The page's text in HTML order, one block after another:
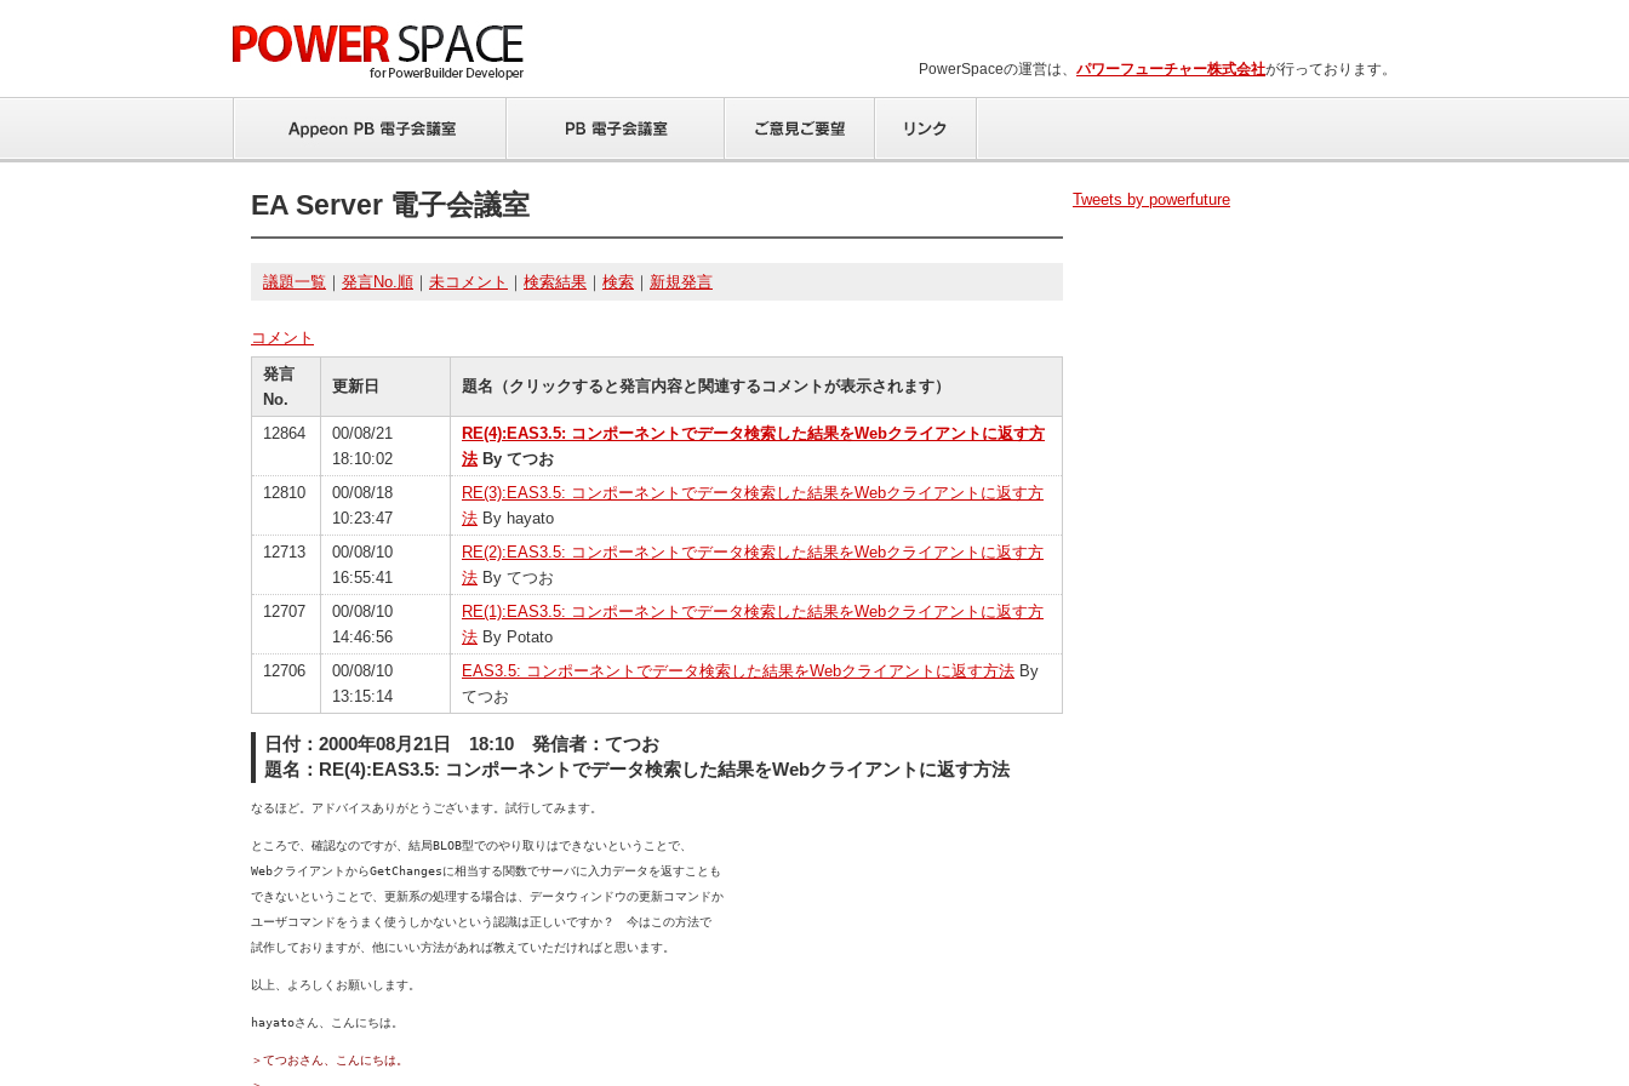
PowerSpaceの運営は、 パワーフューチャー株式会社が行っております。
Tweets by powerfuture
EA Server 電子会議室
議題一覧 ｜ 発言No.順 ｜ 未コメント ｜ 検索結果 ｜ 検索 ｜ 新規発言
コメント
発言
No.
更新日 題名（クリックすると発言内容と関連するコメントが表示されます）
12864
00/08/21
18:10:02
RE(4):EAS3.5: コンポーネントでデータ検索した結果をWebクライアントに返す方
法By てつお
12810
00/08/18
10:23:47
RE(3):EAS3.5: コンポーネントでデータ検索した結果をWebクライアントに返す方
法 By hayato
12713
00/08/10
16:55:41
RE(2):EAS3.5: コンポーネントでデータ検索した結果をWebクライアントに返す方
法 By てつお
12707
00/08/10
14:46:56
RE(1):EAS3.5: コンポーネントでデータ検索した結果をWebクライアントに返す方
法 By Potato
12706
00/08/10
13:15:14
EAS3.5: コンポーネントでデータ検索した結果をWebクライアントに返す方法 By
てつお
日付：2000年08月21日 18:10 発信者：てつお
題名：RE(4):EAS3.5: コンポーネントでデータ検索した結果をWebクライアントに返す方法
なるほど。アドバイスありがとうございます。試行してみます。
ところで、確認なのですが、結局BLOB型でのやり取りはできないということで、
WebクライアントからGetChangesに相当する関数でサーバに入力データを返すことも
できないということで、更新系の処理する場合は、データウィンドウの更新コマンドか
ユーザコマンドをうまく使うしかないという認識は正しいですか？ 今はこの方法で
試作しておりますが、他にいい方法があれば教えていただければと思います。
以上、よろしくお願いします。
hayatoさん、こんにちは。
＞てつおさん、こんにちは。